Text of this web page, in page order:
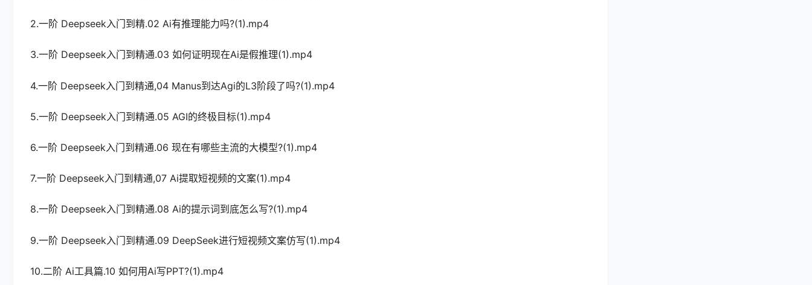
2.一阶 Deepseek入门到精.02 Ai有推理能力吗?(1).mp4
3.一阶 Deepseek入门到精通.03 如何证明现在Ai是假推理(1).mp4
4.一阶 Deepseek入门到精通,04 Manus到达Agi的L3阶段了吗?(1).mp4
5.一阶 Deepseek入门到精通.05 AGI的终极目标(1).mp4
6.一阶 Deepseek入门到精通.06 现在有哪些主流的大模型?(1).mp4
7.一阶 Deepseek入门到精通,07 Ai提取短视频的文案(1).mp4
8.一阶 Deepseek入门到精通.08 Ai的提示词到底怎么写?(1).mp4
9.一阶 Deepseek入门到精通.09 DeepSeek进行短视频文案仿写(1).mp4
10.二阶 Ai工具篇.10 如何用Ai写PPT?(1).mp4